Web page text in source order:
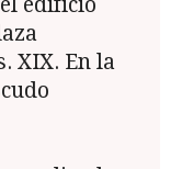
XIX. En la